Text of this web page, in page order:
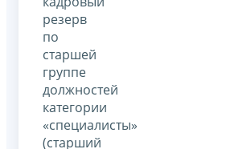
резерв
по
старшей
группе
должностей
категории
«специалисты»
(старший